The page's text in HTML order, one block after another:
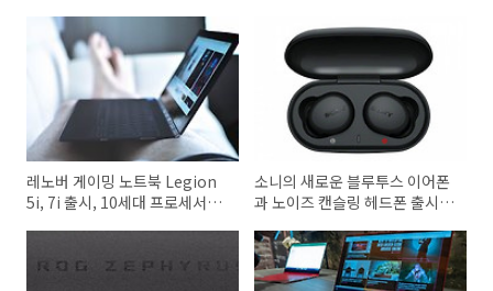
레노버 게이밍 노트북 Legion
5i, 7i 출시, 10세대 프로세서와
소니의 새로운 블루투스 이어폰
과 노이즈 캔슬링 헤드폰 출시,